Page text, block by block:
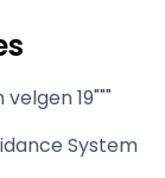
19"""
System